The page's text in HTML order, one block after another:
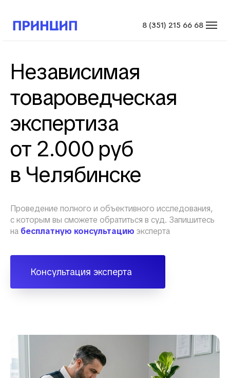
8 (351) 215 66 68
Независимая
товароведческая
экспертиза
от 2.000 руб
в Челябинске
Проведение полного и объективного исследования,
с которым вы сможете обратиться в суд. Запишитесь
на бесплатную консультацию эксперта
Консультация эксперта